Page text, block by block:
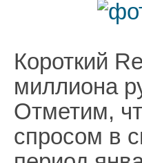
Короткий
миллиона
Отметим,
спросом в